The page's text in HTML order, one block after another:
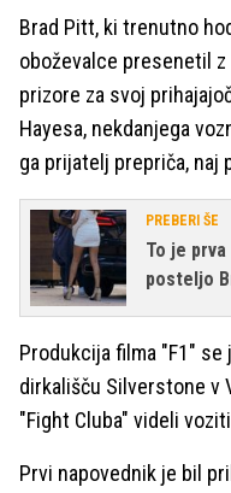
Brad Pitt, ki trenutno
oboževalce presenetil z
prizore za svoj
Hayesa, nekdanjega
ga prijatelj prepriča, naj
PREBERI ŠE
To je
posteljo
Produkcija filma "F1"
dirkališču Silverstone v
"Fight Cluba" videli
Prvi napovednik je bil